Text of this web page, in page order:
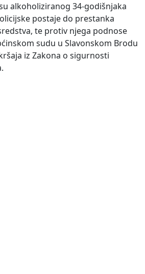
alkoholiziranog 34-godišnjaka
postaje do prestanka
te protiv njega podnose
sudu u Slavonskom Brodu
iz Zakona o sigurnosti